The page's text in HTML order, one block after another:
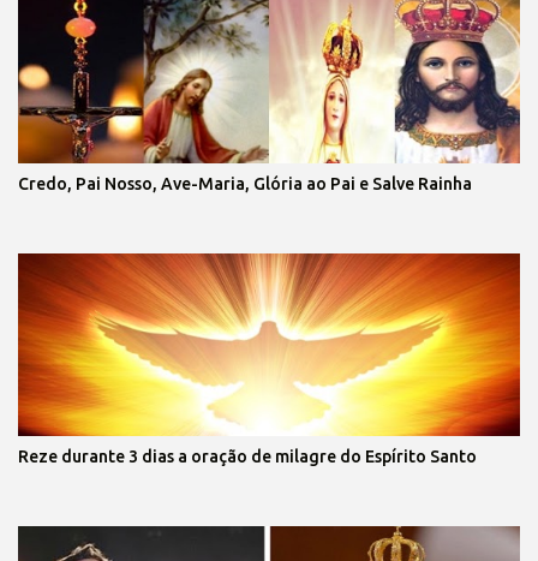
Credo, Pai Nosso, Ave-Maria, Glória ao Pai e Salve Rainha
Reze durante 3 dias a oração de milagre do Espírito Santo